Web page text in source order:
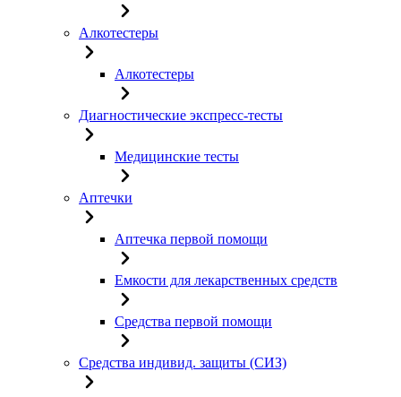
Алкотестеры
Алкотестеры
Диагностические экспресс-тесты
Медицинские тесты
Аптечки
Аптечка первой помощи
Емкости для лекарственных средств
Средства первой помощи
Средства индивид. защиты (СИЗ)